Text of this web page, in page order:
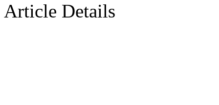
Article Details